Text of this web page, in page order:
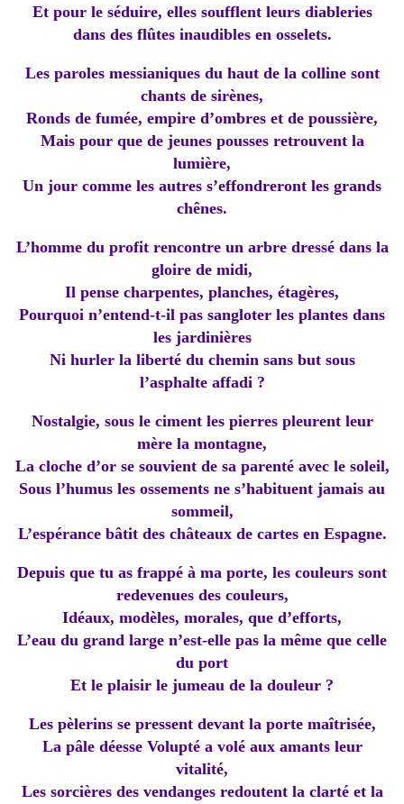
Et pour le séduire, elles soufflent leurs diableries
dans des flûtes inaudibles en osselets.
Les paroles messianiques du haut de la colline sont
chants de sirènes,
Ronds de fumée, empire d’ombres et de poussière,
Mais pour que de jeunes pousses retrouvent la
lumière,
Un jour comme les autres s’effondreront les grands
chênes.
L’homme du profit rencontre un arbre dressé dans la
gloire de midi,
Il pense charpentes, planches, étagères,
Pourquoi n’entend-t-il pas sangloter les plantes dans
les jardinières
Ni hurler la liberté du chemin sans but sous
l’asphalte affadi ?
Nostalgie, sous le ciment les pierres pleurent leur
mère la montagne,
La cloche d’or se souvient de sa parenté avec le soleil,
Sous l’humus les ossements ne s’habituent jamais au
sommeil,
L’espérance bâtit des châteaux de cartes en Espagne.
Depuis que tu as frappé à ma porte, les couleurs sont
redevenues des couleurs,
Idéaux, modèles, morales, que d’efforts,
L’eau du grand large n’est-elle pas la même que celle
du port
Et le plaisir le jumeau de la douleur ?
Les pèlerins se pressent devant la porte maîtrisée,
La pâle déesse Volupté a volé aux amants leur
vitalité,
Les sorcières des vendanges redoutent la clarté et la